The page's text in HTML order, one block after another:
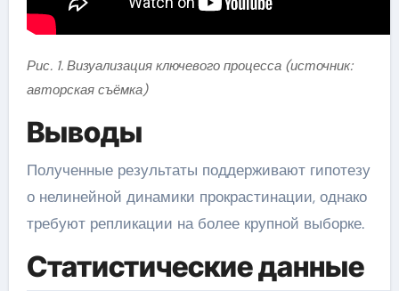
Рис. 1. Визуализация ключевого процесса (источник:
авторская съёмка)
Выводы
Полученные результаты поддерживают гипотезу
о нелинейной динамики прокрастинации, однако
требуют репликации на более крупной выборке.
Статистические данные